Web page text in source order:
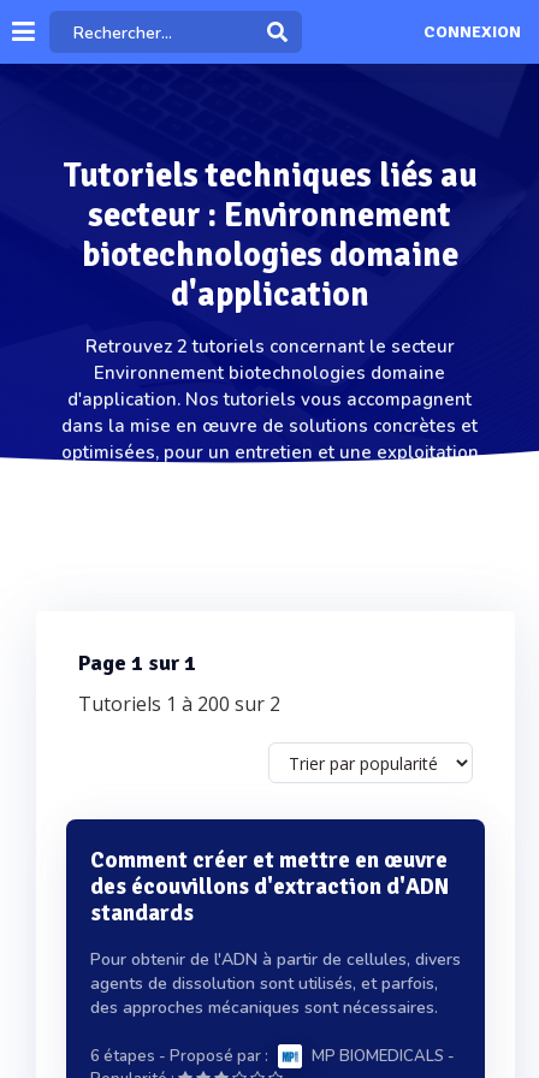
CONNEXION
Tutoriels techniques liés au
secteur : Environnement
biotechnologies domaine
d'application
Retrouvez 2 tutoriels concernant le secteur
Environnement biotechnologies domaine
d'application. Nos tutoriels vous accompagnent
dans la mise en œuvre de solutions concrètes et
optimisées, pour un entretien et une exploitation
Page 1 sur 1
Tutoriels 1 à 200 sur 2
Comment créer et mettre en œuvre
des écouvillons d'extraction d'ADN
standards
Pour obtenir de l'ADN à partir de cellules, divers
agents de dissolution sont utilisés, et parfois,
des approches mécaniques sont nécessaires.
6 étapes - Proposé par : MP BIOMEDICALS -